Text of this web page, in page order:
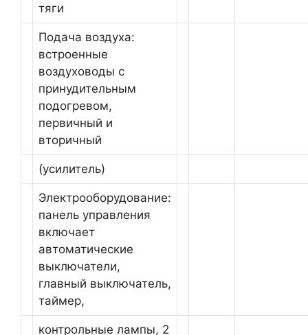
тяги
Подача воздуха:
встроенные
воздуховоды с
принудительным
подогревом,
первичный и
вторичный
(усилитель)
Электрооборудование:
панель управления
включает
автоматические
выключатели,
главный выключатель,
таймер,
контрольные лампы, 2